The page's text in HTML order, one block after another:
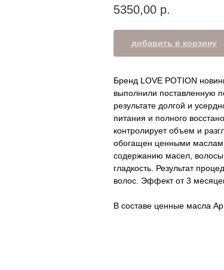
5350,00 р.
добавить в корзину
Бренд LOVE POTION
выполнили поставленную
результате долгой и
питания и полного
контролирует объем и
обогащен ценными
содержанию масел,
гладкость. Результат
волос. Эффект от 3
В составе ценные масла